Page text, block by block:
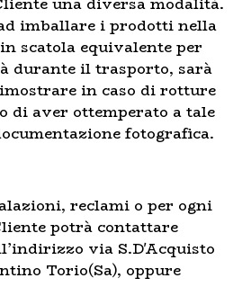
imballare i prodotti nella
scatola equivalente per
durante il trasporto, sarà
in caso di rotture
di aver ottemperato a tale
fotografica.
reclami o per ogni
potrà contattare
via S.D'Acquisto
Torio(Sa), oppure